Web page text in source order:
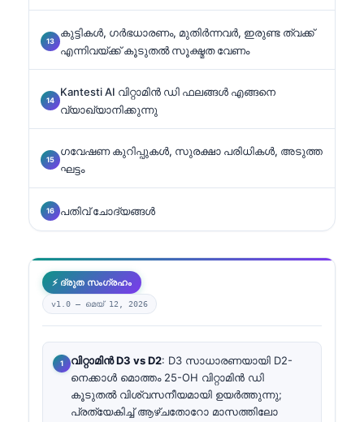
കുട്ടികൾ, ഗർഭധാരണം, മുതിർന്നവർ, ഇരുണ്ട ത്വക്ക്
എന്നിവയ്ക്ക് കൂടുതൽ സൂക്ഷ്മത വേണം
Kantesti AI വിറ്റാമിൻ ഡി ഫലങ്ങൾ എങ്ങനെ
വ്യാഖ്യാനിക്കുന്നു
ഗവേഷണ കുറിപ്പുകൾ, സുരക്ഷാ പരിധികൾ, അടുത്ത
ഘട്ടം
പതിവ് ചോദ്യങ്ങൾ
⚡ ദ്രുത സംഗ്രഹം
v1.0 — മെയ്‌ 12, 2026
വിറ്റാമിൻ D3 vs D2: D3 സാധാരണയായി D2-
നെക്കാൾ മൊത്തം 25-OH വിറ്റാമിൻ ഡി
കൂടുതൽ വിശ്വസനീയമായി ഉയർത്തുന്നു;
പ്രത്യേകിച്ച് ആഴ്ചതോറോ മാസത്തിലോ